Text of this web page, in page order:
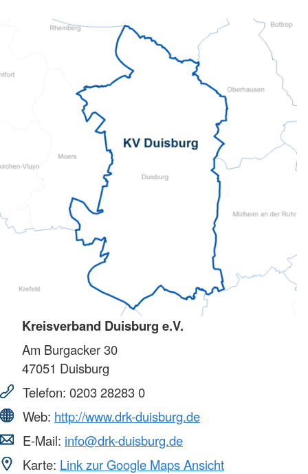
Kreisverband Duisburg e.V.
Am Burgacker 30
47051 Duisburg
Telefon: 0203 28283 0
Web: http://www.drk-duisburg.de
E-Mail: info@drk-duisburg.de
Karte: Link zur Google Maps Ansicht